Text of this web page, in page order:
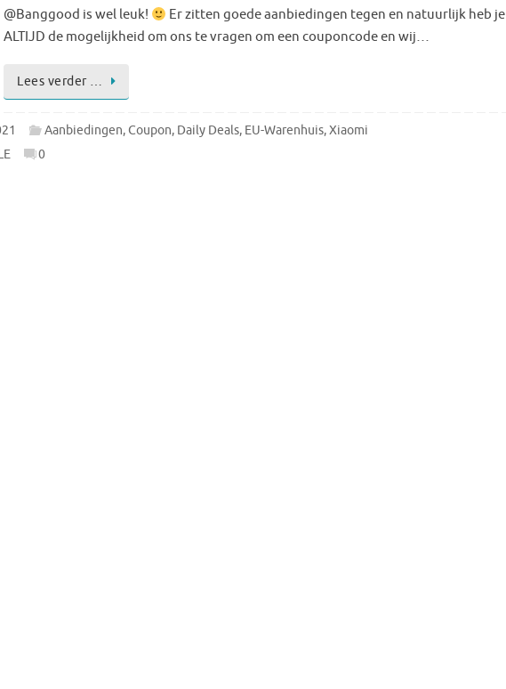
@Banggood is wel leuk!
Er zitten goede aanbiedingen tegen en natuurlijk heb je
ALTIJD de mogelijkheid om ons te vragen om een couponcode en wij…
Lees verder …
Aanbiedingen,Coupon, Daily Deals, EU-Warenhuis,Xiaomi
0